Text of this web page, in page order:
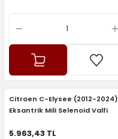
Citroen C-Elysee (2012-2024)
Eksantrik Mili Selenoid Valfi
5.963,43 TL